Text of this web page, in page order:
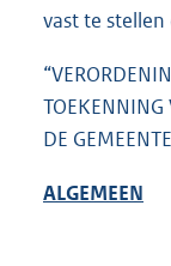
vast te
TOEKENNING
DE
ALGEMEEN